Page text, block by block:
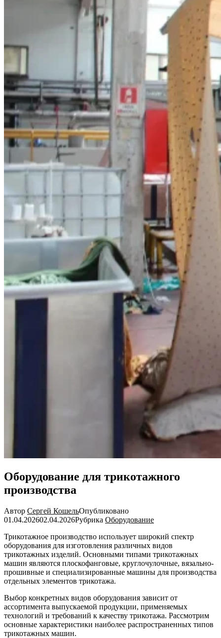
Оборудование для трикотажного
производства
Автор Сергей КошельОпубликовано
01.04.202602.04.2026Рубрика Оборудование
Трикотажное производство использует широкий спектр
оборудования для изготовления различных видов
трикотажных изделий. Основными типами трикотажных
машин являются плоскофанговые, круглочулочные, вязально-
прошивные и специализированные машины для производства
отдельных элементов трикотажа.
Выбор конкретных видов оборудования зависит от
ассортимента выпускаемой продукции, применяемых
технологий и требований к качеству трикотажа. Рассмотрим
основные характеристики наиболее распространенных типов
трикотажных машин.